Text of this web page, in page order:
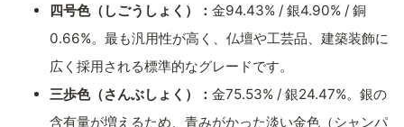
四号色（しごうしょく）： 金94.43% / 銀4.90% / 銅
0.66%。最も汎用性が高く、仏壇や工芸品、建築装飾に
広く採用される標準的なグレードです。
三歩色（さんぶしょく）： 金75.53% / 銀24.47%。銀の
含有量が増えるため、青みがかった淡い金色（シャンパ